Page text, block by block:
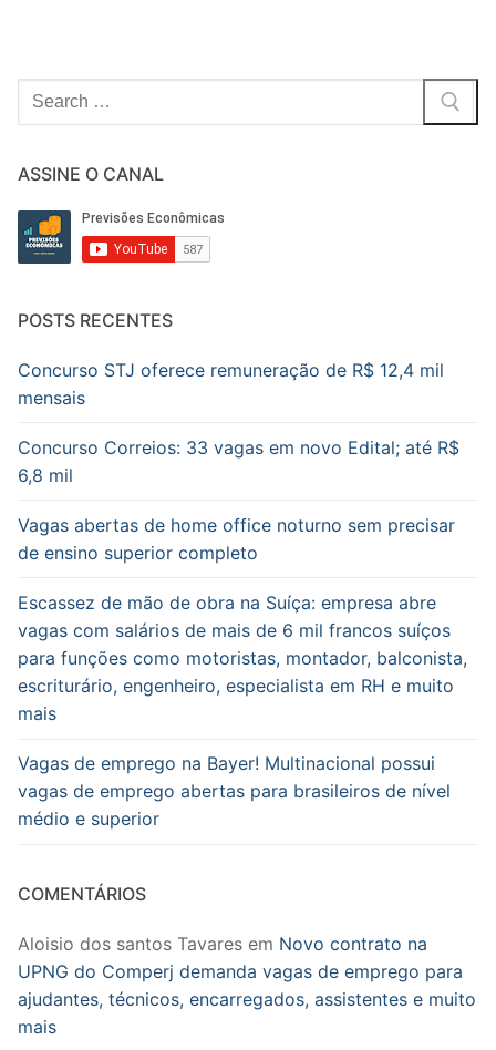
Pesquisar
ASSINE O CANAL
POSTS RECENTES
Concurso STJ oferece remuneração de R$ 12,4 mil
mensais
Concurso Correios: 33 vagas em novo Edital; até R$
6,8 mil
Vagas abertas de home office noturno sem precisar
de ensino superior completo
Escassez de mão de obra na Suíça: empresa abre
vagas com salários de mais de 6 mil francos suíços
para funções como motoristas, montador, balconista,
escriturário, engenheiro, especialista em RH e muito
mais
Vagas de emprego na Bayer! Multinacional possui
vagas de emprego abertas para brasileiros de nível
médio e superior
COMENTÁRIOS
Aloisio dos santos Tavares em Novo contrato na
UPNG do Comperj demanda vagas de emprego para
ajudantes, técnicos, encarregados, assistentes e muito
mais